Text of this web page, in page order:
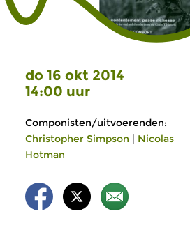
do 16 okt 2014
14:00 uur
Componisten/uitvoerenden:
Christopher Simpson | Nicolas
Hotman